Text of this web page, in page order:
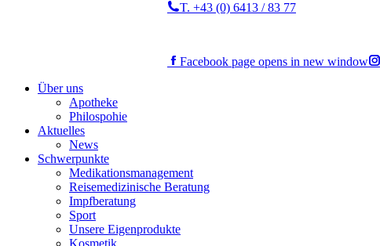
T. +43 (0) 6413 / 83 77
Facebook page opens in new window
Über uns
Apotheke
Philospohie
Aktuelles
News
Schwerpunkte
Medikationsmanagement
Reisemedizinische Beratung
Impfberatung
Sport
Unsere Eigenprodukte
Kosmetik